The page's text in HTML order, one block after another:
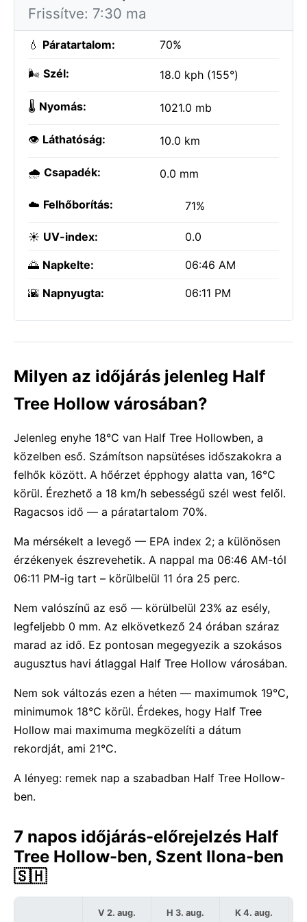
Frissítve: 7:30 ma
💧 Páratartalom: 70%
🌬️ Szél: 18.0 kph (155°)
🌡️ Nyomás: 1021.0 mb
👁️ Láthatóság: 10.0 km
🌧️ Csapadék: 0.0 mm
☁️ Felhőborítás: 71%
☀️ UV-index: 0.0
🌅 Napkelte: 06:46 AM
🌇 Napnyugta: 06:11 PM
Milyen az időjárás jelenleg Half
Tree Hollow városában?
Jelenleg enyhe 18°C van Half Tree Hollowben, a
közelben eső. Számítson napsütéses időszakokra a
felhők között. A hőérzet épphogy alatta van, 16°C
körül. Érezhető a 18 km/h sebességű szél west felől.
Ragacsos idő — a páratartalom 70%.
Ma mérsékelt a levegő — EPA index 2; a különösen
érzékenyek észrevehetik. A nappal ma 06:46 AM-tól
06:11 PM-ig tart – körülbelül 11 óra 25 perc.
Nem valószínű az eső — körülbelül 23% az esély,
legfeljebb 0 mm. Az elkövetkező 24 órában száraz
marad az idő. Ez pontosan megegyezik a szokásos
augusztus havi átlaggal Half Tree Hollow városában.
Nem sok változás ezen a héten — maximumok 19°C,
minimumok 18°C körül. Érdekes, hogy Half Tree
Hollow mai maximuma megközelíti a dátum
rekordját, ami 21°C.
A lényeg: remek nap a szabadban Half Tree Hollow-
ben.
7 napos időjárás-előrejelzés Half
Tree Hollow-ben, Szent Ilona-ben
🇸🇭
V 2. aug. H 3. aug. K 4. aug.